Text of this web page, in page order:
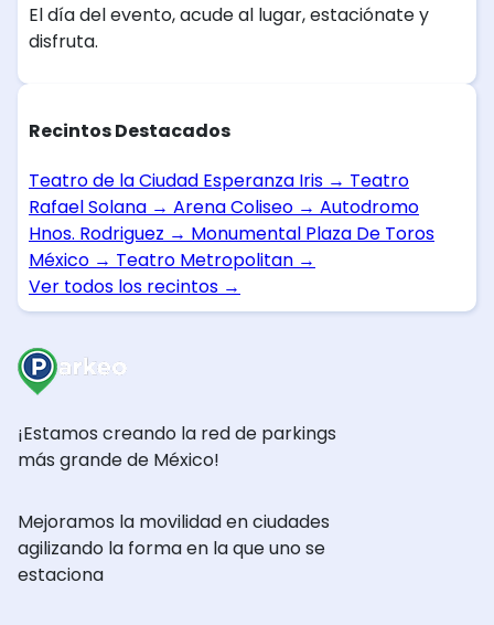
El día del evento, acude al lugar, estaciónate y
disfruta.
Recintos Destacados
Teatro de la Ciudad Esperanza Iris → Teatro
Rafael Solana → Arena Coliseo → Autodromo
Hnos. Rodriguez → Monumental Plaza De Toros
México → Teatro Metropolitan →
Ver todos los recintos →
¡Estamos creando la red de parkings
más grande de México!
Mejoramos la movilidad en ciudades
agilizando la forma en la que uno se
estaciona